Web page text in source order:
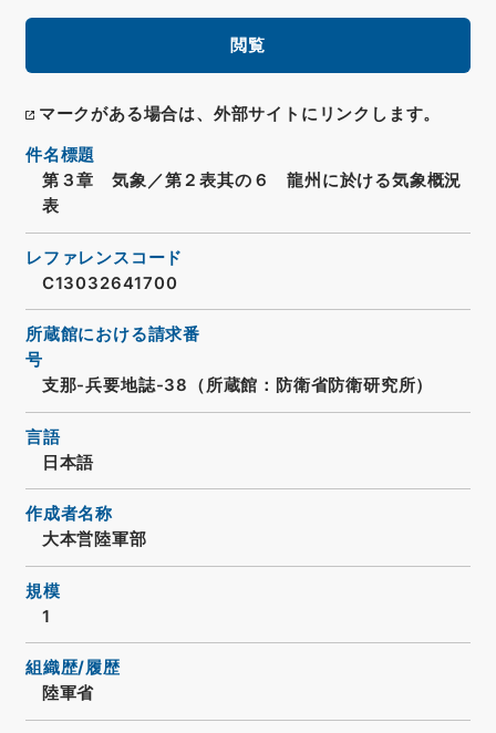
閲覧
マークがある場合は、外部サイトにリンクします。
件名標題
第３章 気象／第２表其の６ 龍州に於ける気象概況
表
レファレンスコード
C13032641700
所蔵館における請求番
号
支那-兵要地誌-38（所蔵館：防衛省防衛研究所）
言語
日本語
作成者名称
大本営陸軍部
規模
1
組織歴/履歴
陸軍省